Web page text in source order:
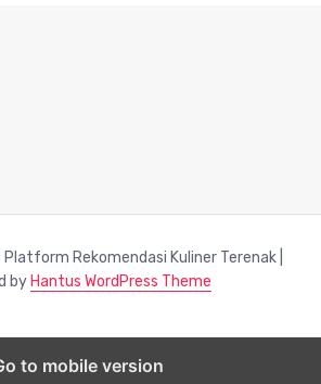
Rekomendasi Kuliner Terenak |
by Hantus WordPress Theme
to mobile version